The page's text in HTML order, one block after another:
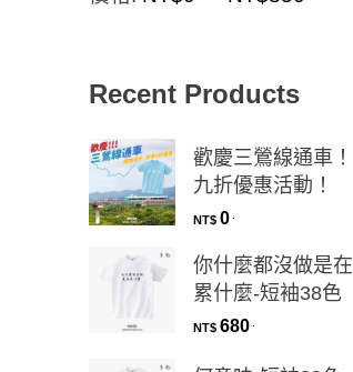
Recent Products
歡慶三鶯線通車！
九折優惠活動！
NT$ 0
你什麼都沒做是在
累什麼-短袖38色
NT$ 680